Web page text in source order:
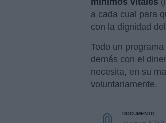
a cada cual para
con la dignidad
Todo un
demás con el
necesita, en su
voluntariamente.